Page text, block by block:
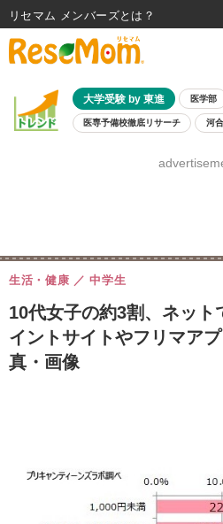
大学受験 by 東進 医学部
医専予備校徹底リサーチ 河
8月開催学校説明会
10代女子の約3割、ネッ
イントサイトやフリマア
真・画像
生活・健康 中学生
リセマム メンバーズ